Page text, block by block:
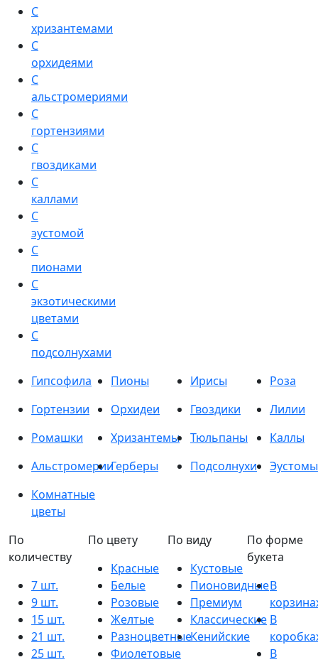
С
хризантемами
С
орхидеями
С
альстромериями
С
гортензиями
С
гвоздиками
С
каллами
С
эустомой
С
пионами
С
экзотическими
цветами
С
подсолнухами
Гипсофила
Пионы Ирисы
Роза
Гортензии
Орхидеи Гвоздики
Лилии
Ромашки
Хризантемы Тюльпаны
Каллы
АльстромерииГерберы Подсолнухи
Эустомы
Комнатные
цветы
По
количеству
7 шт.
9 шт.
15 шт.
21 шт.
25 шт.
По цвету
Красные
Белые
Розовые
Желтые
Разноцветные
Фиолетовые
По виду
Кустовые
Пионовидные
Премиум
Классические
Кенийские
По форме
букета
В
В
В